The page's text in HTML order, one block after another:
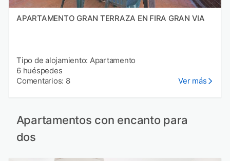
APARTAMENTO GRAN TERRAZA EN FIRA GRAN VIA
Tipo de alojamiento: Apartamento
6 huéspedes
Comentarios: 8
Ver más
Apartamentos con encanto para
dos